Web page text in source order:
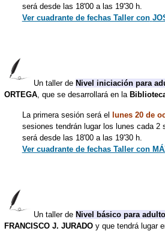
será desde las 18'00 a las 19'30 h.
Ver cuadrante de fechas Taller con
Un taller de Nivel iniciación para
ORTEGA, que se desarrollará en la
La primera sesión será el lunes 20 de
sesiones tendrán lugar los lunes cada 2
será desde las 18'00 a las 19'30 h.
Ver cuadrante de fechas Taller con
Un taller de Nivel básico para
FRANCISCO J. JURADOy que tendrá lugar